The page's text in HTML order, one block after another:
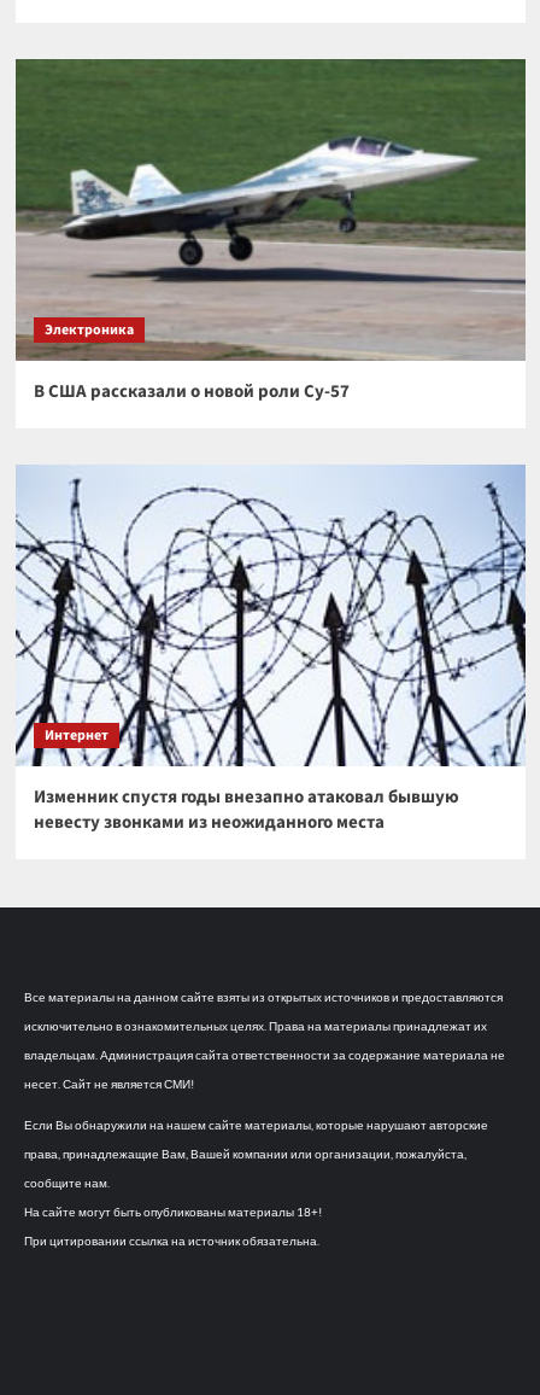
Электроника
В США рассказали о новой роли Су-57
Интернет
Изменник спустя годы внезапно атаковал бывшую
невесту звонками из неожиданного места
Все материалы на данном сайте взяты из открытых источников и предоставляются
исключительно в ознакомительных целях. Права на материалы принадлежат их
владельцам. Администрация сайта ответственности за содержание материала не
несет. Сайт не является СМИ!
Если Вы обнаружили на нашем сайте материалы, которые нарушают авторские
права, принадлежащие Вам, Вашей компании или организации, пожалуйста,
сообщите нам.
На сайте могут быть опубликованы материалы 18+!
При цитировании ссылка на источник обязательна.